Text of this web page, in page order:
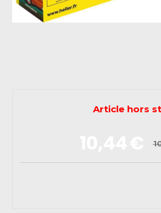
Article hors